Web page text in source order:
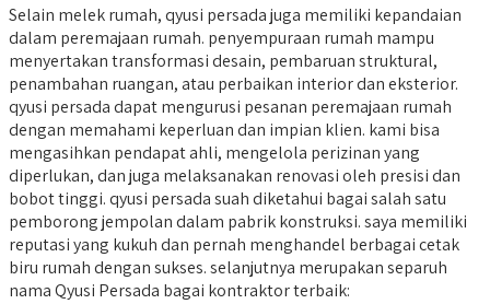
Selain melek rumah, qyusi persada juga memiliki kepandaian
dalam peremajaan rumah. penyempuraan rumah mampu
menyertakan transformasi desain, pembaruan struktural,
penambahan ruangan, atau perbaikan interior dan eksterior.
qyusi persada dapat mengurusi pesanan peremajaan rumah
dengan memahami keperluan dan impian klien. kami bisa
mengasihkan pendapat ahli, mengelola perizinan yang
diperlukan, dan juga melaksanakan renovasi oleh presisi dan
bobot tinggi. qyusi persada suah diketahui bagai salah satu
pemborong jempolan dalam pabrik konstruksi. saya memiliki
reputasi yang kukuh dan pernah menghandel berbagai cetak
biru rumah dengan sukses. selanjutnya merupakan separuh
nama Qyusi Persada bagai kontraktor terbaik: